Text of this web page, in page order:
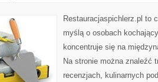
Restauracjaspichlerz.pl to
myślą o osobach
koncentruje się na
Na stronie można znaleźć
recenzjach, kulinarnych